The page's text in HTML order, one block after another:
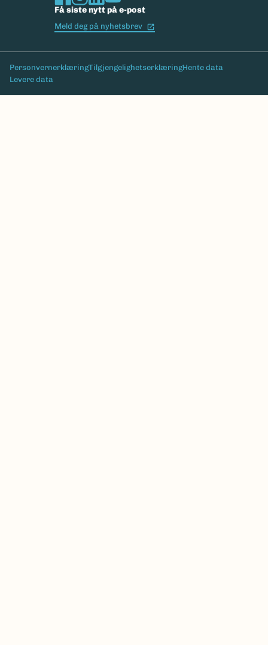
Få siste nytt på e-post
Meld deg på nyhetsbrev
Bunntekst
PersonvernerklæringTilgjengelighetserklæringHente data
Levere data